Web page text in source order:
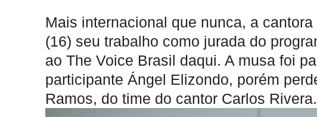
Mais internacional que nunca, a cantora
(16) seu trabalho como jurada do
ao The Voice Brasil daqui. A musa foi
participante Ángel Elizondo, porém
Ramos, do time do cantor Carlos Rivera.